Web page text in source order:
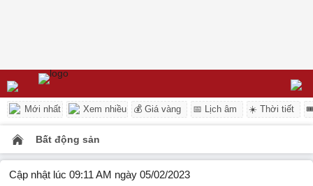
Mới nhất Xem nhiều 💰 Giá vàng 📅 Lịch âm ☀️ Thời tiết
Bất động sản
Cập nhật lúc 09:11 AM ngày 05/02/2023